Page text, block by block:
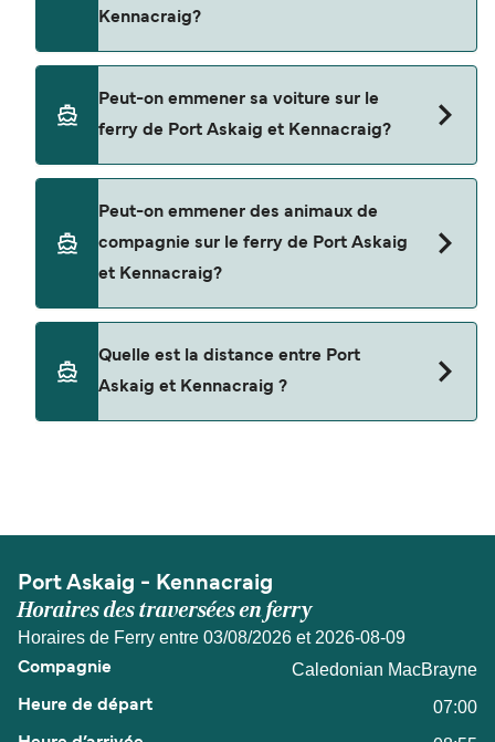
dernières promotions disponibles.
Kennacraig?
piéton de Port Askaig à Kennacraig avec
Peut-on emmener sa voiture sur le
ferry de Port Askaig et Kennacraig?
Caledonian MacBrayne
Peut-on emmener des animaux de
compagnie sur le ferry de Port Askaig
et Kennacraig?
pas autorisés à bord pour les traversées entre
Port Askaig et Kennacraig.
Quelle est la distance entre Port
Askaig et Kennacraig ?
Port Askaig - Kennacraig
Horaires des traversées en ferry
Horaires de Ferry entre 03/08/2026 et 2026-08-09
Caledonian MacBrayne
07:00